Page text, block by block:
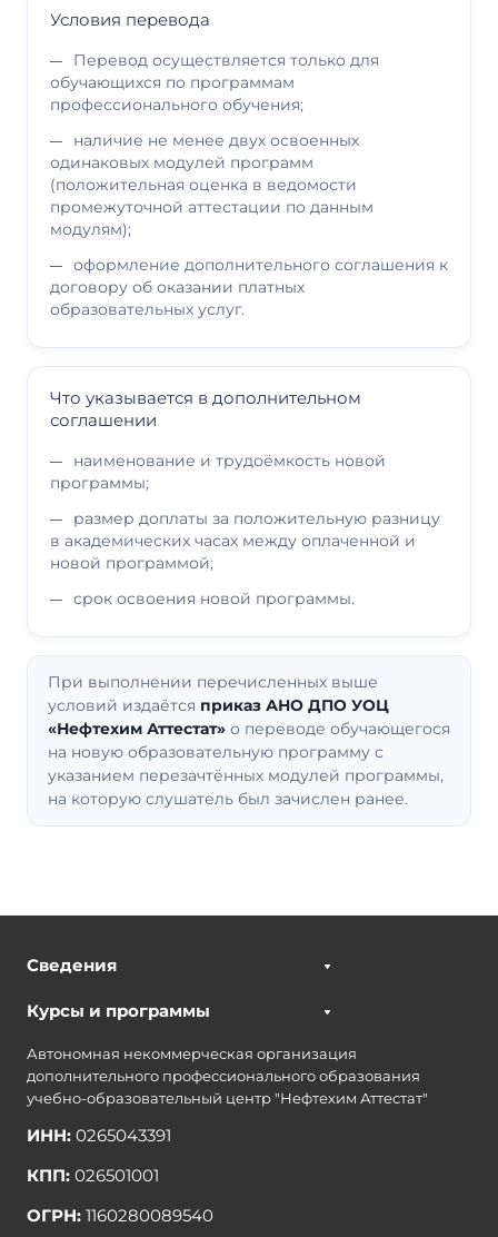
Условия перевода
Перевод осуществляется только для
обучающихся по программам
профессионального обучения;
наличие не менее двух освоенных
одинаковых модулей программ
(положительная оценка в ведомости
промежуточной аттестации по данным
модулям);
оформление дополнительного соглашения к
договору об оказании платных
образовательных услуг.
Что указывается в дополнительном
соглашении
наименование и трудоёмкость новой
программы;
размер доплаты за положительную разницу
в академических часах между оплаченной и
новой программой;
срок освоения новой программы.
При выполнении перечисленных выше
условий издаётся приказ АНО ДПО УОЦ
«Нефтехим Аттестат» о переводе обучающегося
на новую образовательную программу с
указанием перезачтённых модулей программы,
на которую слушатель был зачислен ранее.
Сведения
Курсы и программы
Автономная некоммерческая организация
дополнительного профессионального образования
учебно-образовательный центр "Нефтехим Аттестат"
ИНН: 0265043391
КПП: 026501001
ОГРН: 1160280089540